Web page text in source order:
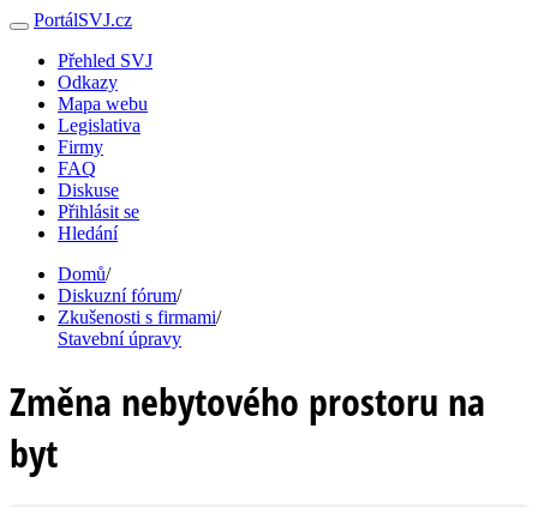
PortálSVJ.cz
Přehled SVJ
Odkazy
Mapa webu
Legislativa
Firmy
FAQ
Diskuse
Přihlásit se
Hledání
Domů/
Diskuzní fórum/
Zkušenosti s firmami/
Stavební úpravy
Změna nebytového prostoru na
byt